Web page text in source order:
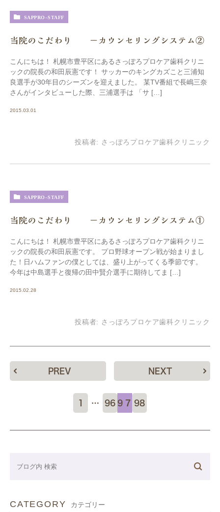
SAPPRO-STAFF
当院のこだわり －カウンセリングシステム②
こんにちは！ 札幌市豊平区にあるさっぽろプロケア歯科クリニ
ックの院長の和田辰憲です！ サッカーのキングカズこと三浦知
良選手が30年目のシーズンを迎えました。 某TV番組で長嶋三奈
さんがインタビューした際、三浦選手は 「サ […]
2015.03.01
投稿者: さっぽろプロケア歯科クリニック
SAPPRO-STAFF
当院のこだわり －カウンセリングシステム①
こんにちは！ 札幌市豊平区にあるさっぽろプロケア歯科クリニ
ックの院長の和田辰憲です。 プロ野球オープン戦が始まりまし
た！日ハムファンの僕としては、盛り上がってくる季節です。
今年は中島選手と復帰の田中賢介選手に期待してま […]
2015.02.28
投稿者: さっぽろプロケア歯科クリニック
PREV
1 … 96 97 98
NEXT
CATEGORY カテゴリー